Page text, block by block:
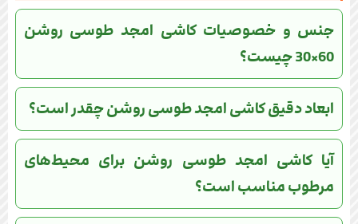
جنس و خصوصیات کاشی امجد طوسی روشن
60×30 چیست؟
ابعاد دقیق کاشی امجد طوسی روشن چقدر است؟
آیا کاشی امجد طوسی روشن برای محیط‌های
مرطوب مناسب است؟